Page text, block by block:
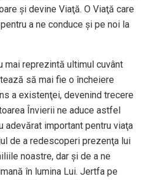
și devine Viaţă. O Viaţă care
a ne conduce și pe noi la
mai reprezintă ultimul cuvânt
să mai fie o încheiere
a existenţei, devenind trecere
Învierii ne aduce astfel
adevărat important pentru viaţa
de a redescoperi prezenţa lui
noastre, dar și de a ne
în lumina Lui. Jertfa pe